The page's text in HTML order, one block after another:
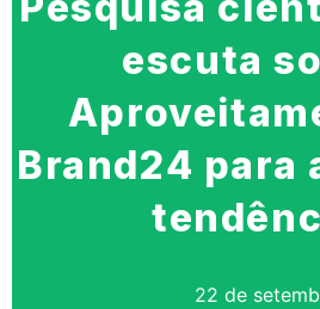
escuta
Brand24 para
22 de